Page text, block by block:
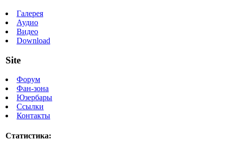
Галерея
Аудио
Видео
Download
Site
Форум
Фан-зона
Юзербары
Ссылки
Контакты
Статистика: